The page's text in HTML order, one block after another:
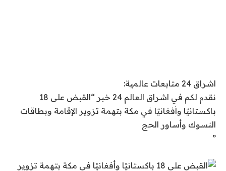
اشراق 24 متابعات عالمية:
نقدم لكم في اشراق العالم 24 خبر “القبض على 18
باكستانيًا وأفغانيًا في مكة بتهمة تزوير الإقامة وبطاقات
النسوك وأساور الحج
”